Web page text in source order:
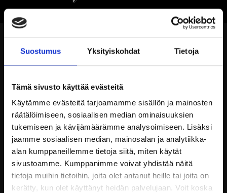
Suostumus Yksityiskohdat Tietoja
Tämä sivusto käyttää evästeitä
Käytämme evästeitä tarjoamamme sisällön ja mainosten
räätälöimiseen, sosiaalisen median ominaisuuksien
tukemiseen ja kävijämäärämme analysoimiseen. Lisäksi
jaamme sosiaalisen median, mainosalan ja analytiikka-
alan kumppaneillemme tietoja siitä, miten käytät
sivustoamme. Kumppanimme voivat yhdistää näitä
tietoja muihin tietoihin, joita olet antanut heille tai joita on
kerätty, kun olet käyttänyt heidän palvelujaan. Voit koska